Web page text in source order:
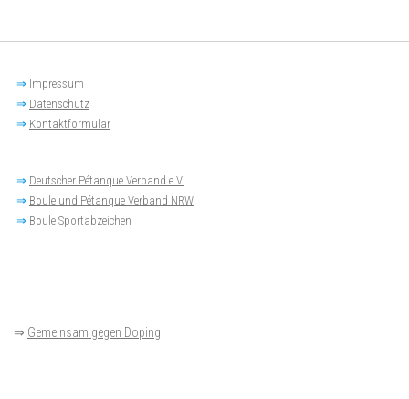
⇒ Impressum
⇒ Datenschutz
⇒ Kontaktformular
⇒ Deutscher Pétanque Verband e.V.
⇒ Boule und Pétanque Verband NRW
⇒ Boule Sportabzeichen
⇒ Gemeinsam gegen Doping